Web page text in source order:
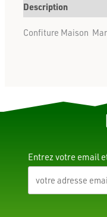
Description
Confiture Maison
Entrez votre email